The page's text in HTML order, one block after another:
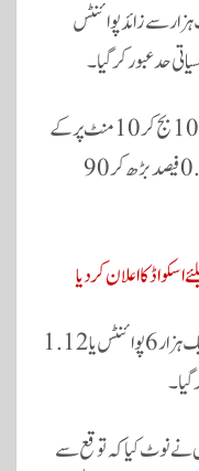
ہزار سے زائد پوائنٹس
پی ایس ایکس ویب سائٹ کے مطابق صبح تقریباً 10 بج کر 10 منٹ پر کے
ایس ای-100 انڈیکس 738 پوائنٹس یا 0.82 فیصد بڑھ کر 90
بعد ازاں، دوپہر 12 بج کر 9 منٹ پر انڈیکس ایک ہزار 6 پوائنٹس یا 1.12
نے نوٹ کیا کہ توقع سے